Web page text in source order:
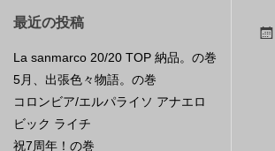
最近の投稿
La sanmarco 20/20 TOP 納品。の巻
5月、出張色々物語。の巻
コロンビア/エルパライソ アナエロ
ビック ライチ
祝7周年！の巻